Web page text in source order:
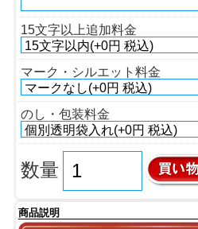
15文字以上追加料金
マーク・シルエット料金
のし・包装料金
数量
商品説明